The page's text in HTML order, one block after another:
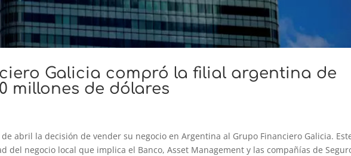
Galicia compró la filial argentina de
millones de dólares
de abril la decisión de vender su negocio en Argentina al Grupo Financiero Galicia.
del negocio local que implica el Banco, Asset Management y las compañías de